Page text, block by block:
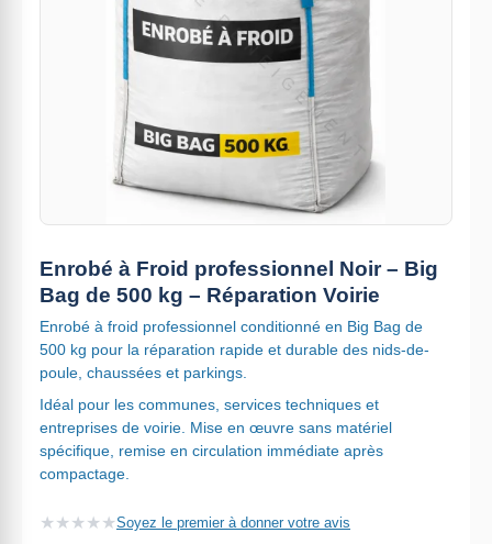
Enrobé à Froid professionnel Noir – Big
Bag de 500 kg – Réparation Voirie
Enrobé à froid professionnel conditionné en Big Bag de
500 kg pour la réparation rapide et durable des nids-de-
poule, chaussées et parkings.
Idéal pour les communes, services techniques et
entreprises de voirie. Mise en œuvre sans matériel
spécifique, remise en circulation immédiate après
compactage.
★ ★ ★ ★ ★Soyez le premier à donner votre avis